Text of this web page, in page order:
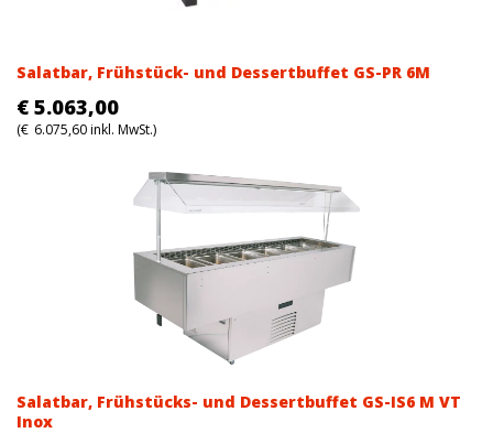
Salatbar, Frühstück- und Dessertbuffet GS-PR 6M
€ 5.063,00
(€ 6.075,60inkl. MwSt.)
Salatbar, Frühstücks- und Dessertbuffet GS-IS6 M VT
Inox